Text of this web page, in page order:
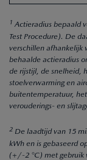
1 Actieradius bepaald
Test Procedure). De
verschillen afhankelijk
behaalde actieradius
de rijstijl, de snelheid,
stoelverwarming en
buitentemperatuur,
verouderings- en
2 De laadtijd van 15
kWh en is gebaseerd
(+/-2 °C) met gebruik